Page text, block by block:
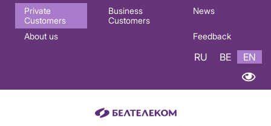
Основная
навигация
Private
Customers
Business
Customers
News
About us Feedback
RU BE EN